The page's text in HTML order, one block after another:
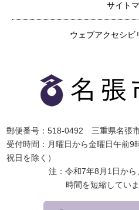
サイト
ウェブアクセシビ
郵便番号：518-0492 三重県名張
受付時間：月曜日から金曜日午前9
祝日を除く）
注：令和7年8月1日か
時間を短縮していま